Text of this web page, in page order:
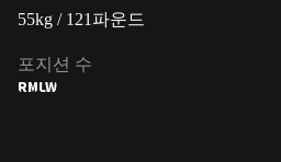
55kg / 121파운드
포지션 수
RMLW